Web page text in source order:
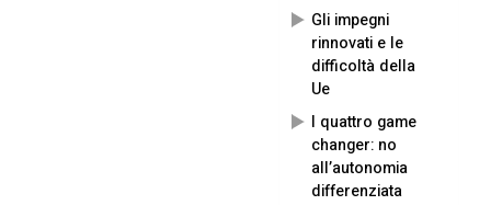
Gli impegni
rinnovati e le
difficoltà della
Ue
I quattro game
changer: no
all’autonomia
differenziata